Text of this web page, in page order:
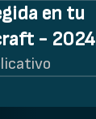
en tu
- 2024